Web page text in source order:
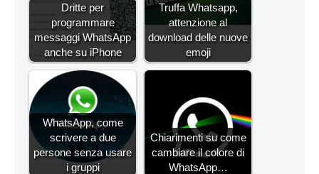
Dritte per
programmare
messaggi WhatsApp
anche su iPhone
Truffa Whatsapp,
attenzione al
download delle nuove
emoji
WhatsApp, come
scrivere a due
persone senza usare
i gruppi
Chiarimenti su come
cambiare il colore di
WhatsApp…